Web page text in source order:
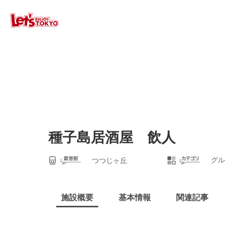
種子島居酒屋 飲人
つつじヶ丘 グ
施設概要 基本情報 関連記事